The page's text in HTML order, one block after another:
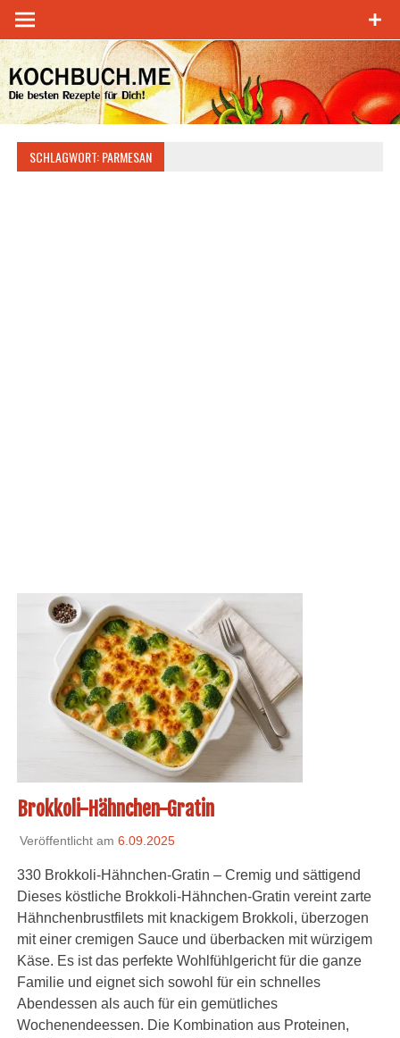
Zum
Inhalt
springen
SCHLAGWORT:PARMESAN
Brokkoli-Hähnchen-Gratin
Veröffentlicht am 6.09.2025
330 Brokkoli-Hähnchen-Gratin – Cremig und sättigend
Dieses köstliche Brokkoli-Hähnchen-Gratin vereint zarte
Hähnchenbrustfilets mit knackigem Brokkoli, überzogen
mit einer cremigen Sauce und überbacken mit würzigem
Käse. Es ist das perfekte Wohlfühlgericht für die ganze
Familie und eignet sich sowohl für ein schnelles
Abendessen als auch für ein gemütliches
Wochenendeessen. Die Kombination aus Proteinen,